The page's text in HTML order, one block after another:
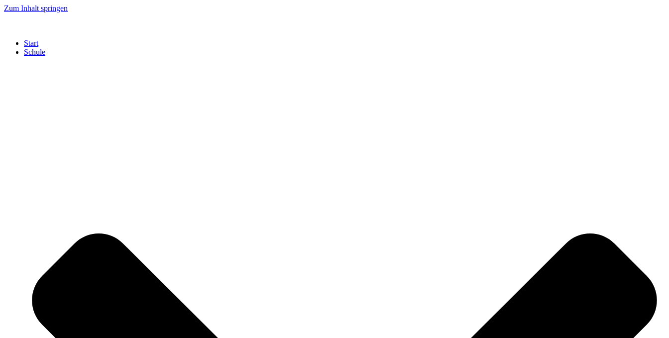
Zum Inhalt springen
Start
Schule